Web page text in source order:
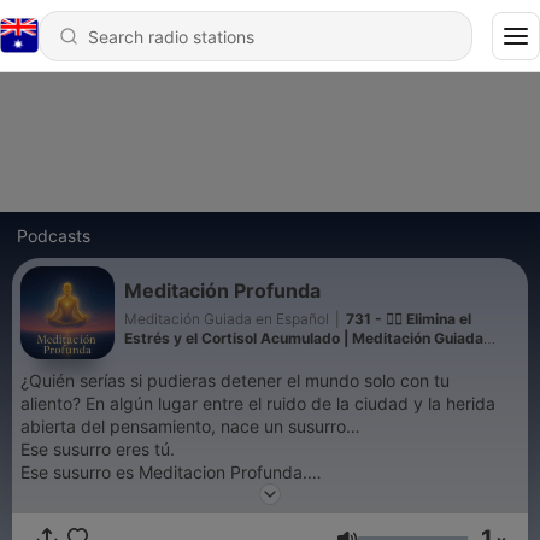
Podcasts
Meditación Profunda
Meditación Guiada en Español
731 - 💆‍♀️ Elimina el
Estrés y el Cortisol Acumulado | Meditación Guiada
¿Quién serías si pudieras detener el mundo solo con tu
aliento? En algún lugar entre el ruido de la ciudad y la herida
abierta del pensamiento, nace un susurro…
Ese susurro eres tú.
Ese susurro es Meditacion Profunda.